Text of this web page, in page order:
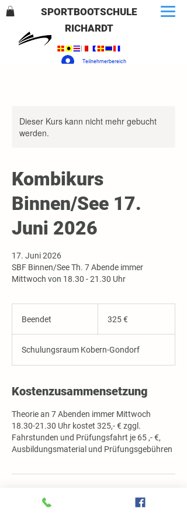
SPORTBOOTSCHULE
RICHARDT
Teilnehmerbereich
Dieser Kurs kann nicht mehr gebucht
werden.
Kombikurs
Binnen/See 17.
Juni 2026
17. Juni 2026
SBF Binnen/See Th. 7 Abende immer
Beendet
n
d
t
325 €
Schulungsraum Kobern-Gondorf
Kostenzusammensetzung
Theorie an 7 Abenden immer Mittwoch
18.30-21.30 Uhr kostet 325,- € zggl.
Fahrstunden und Prüfungsfahrt je 65 ,- €,
Ausbildungsmaterial und Prüfungsgebühren
Umbuchung & Kündigung